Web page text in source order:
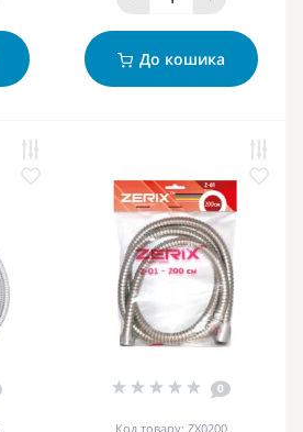
До кошика
0
Код товару: ZX0200